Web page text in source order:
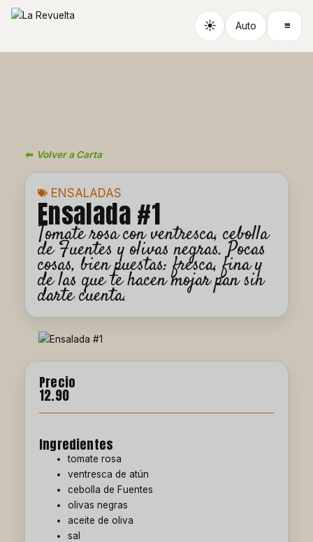
☀ Auto ≡
⬅ Volver a Carta
ENSALADAS
Ensalada #1
Tomate rosa con ventresca, cebolla
de Fuentes y olivas negras. Pocas
cosas, bien puestas: fresca, fina y
de las que te hacen mojar pan sin
darte cuenta.
Precio
12.90
Ingredientes
tomate rosa
ventresca de atún
cebolla de Fuentes
olivas negras
aceite de oliva
sal